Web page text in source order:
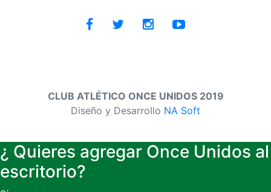
CLUB ATLÉTICO ONCE UNIDOS 2019
Diseño y Desarrollo NA Soft
¿ Quieres agregar Once Unidos al
escritorio?